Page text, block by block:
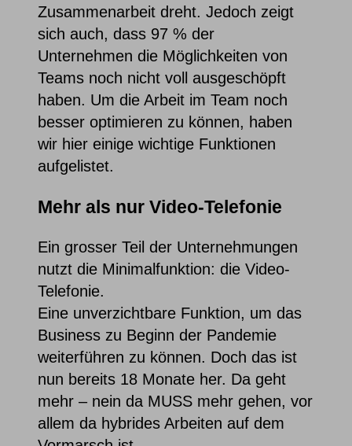
Zusammenarbeit dreht. Jedoch zeigt
sich auch, dass 97 % der
Unternehmen die Möglichkeiten von
Teams noch nicht voll ausgeschöpft
haben. Um die Arbeit im Team noch
besser optimieren zu können, haben
wir hier einige wichtige Funktionen
aufgelistet.
Mehr als nur Video-Telefonie
Ein grosser Teil der Unternehmungen
nutzt die Minimalfunktion: die Video-
Telefonie.
Eine unverzichtbare Funktion, um das
Business zu Beginn der Pandemie
weiterführen zu können. Doch das ist
nun bereits 18 Monate her. Da geht
mehr – nein da MUSS mehr gehen, vor
allem da hybrides Arbeiten auf dem